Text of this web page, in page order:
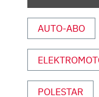
ANZEIGEN
AUTO-ABO
POLESTAR